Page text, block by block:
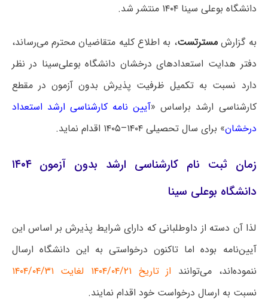
دانشگاه بوعلی سینا ۱۴۰۴ منتشر شد.
به گزارشمسترتست، به اطلاع کلیه متقاضیان محترم می‌رساند،
دفتر هدایت استعدادهای درخشان دانشگاه بوعلی‌سینا در نظر
دارد نسبت به تکمیل ظرفیت پذیرش بدون آزمون در مقطع
کارشناسی ارشد براساس «آیین نامه کارشناسی ارشد استعداد
درخشان» برای سال تحصیلی ۱۴۰۴–۱۴۰۵ اقدام نماید.
زمان ثبت نام کارشناسی ارشد بدون آزمون ۱۴۰۴
دانشگاه بوعلی سینا
لذا آن دسته از داوطلبانی که دارای شرایط پذیرش بر اساس این
آیین‌نامه بوده اما تاکنون درخواستی به این دانشگاه ارسال
ننموده‌اند، می‌توانند از تاریخ ۱۴۰۴/۰۴/۲۱ لغایت ۱۴۰۴/۰۴/۳۱
نسبت به ارسال درخواست خود اقدام نمایند.